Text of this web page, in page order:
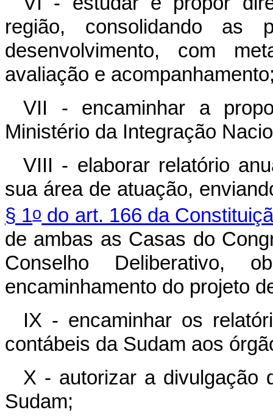
região, consolidando as
desenvolvimento, com
avaliação e
VII - encaminhar a
Ministério da Integração
VIII - elaborar relatório
sua área de atuação,
§ 1odo art. 166 da
de ambas as Casas do
Conselho Deliberativo,
encaminhamento do projeto
IX - encaminhar os
contábeis da Sudam aos
X - autorizar a divulgação
Sudam;